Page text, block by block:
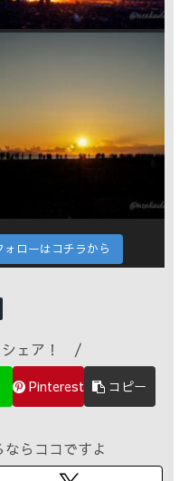
ォローはコチラから
シェア！ /
Pinterest コピー
らココですよ